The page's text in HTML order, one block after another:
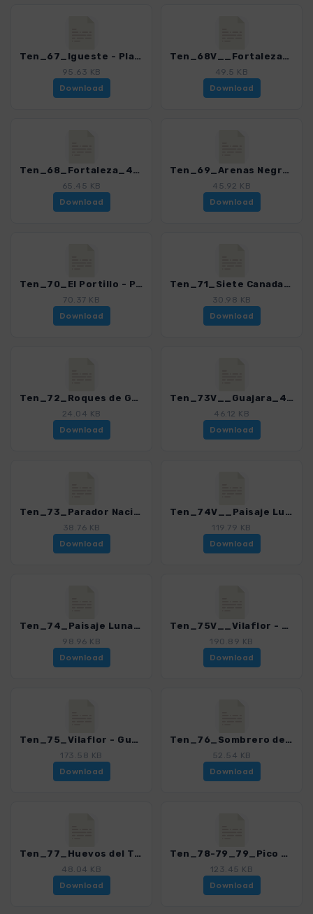
Ten_67_Igueste - Playa de Antequera_4016_15.gpx
95.63 KB
Download
Ten_68V__Fortaleza_4016_15.gpx
49.5 KB
Download
Ten_68_Fortaleza_4016_15.gpx
65.45 KB
Download
Ten_69_Arenas Negras - Guamaso_4016_15.gpx
45.92 KB
Download
Ten_70_El Portillo - Parador Nacional_4016_15.gpx
70.37 KB
Download
Ten_71_Siete Canadas_4016_15.gpx
30.98 KB
Download
Ten_72_Roques de Garcia - Ucanca_4016_15.gpx
24.04 KB
Download
Ten_73V__Guajara_4016_15.gpx
46.12 KB
Download
Ten_73_Parador Nacional - Guajara_4016_15.gpx
38.76 KB
Download
Ten_74V__Paisaje Lunar_4016_15.gpx
119.79 KB
Download
Ten_74_Paisaje Lunar_4016_15.gpx
98.96 KB
Download
Ten_75V__Vilaflor - Guajara - Paisaje Lunar_4016_15.gpx
190.89 KB
Download
Ten_75_Vilaflor - Guajara_4016_15.gpx
173.58 KB
Download
Ten_76_Sombrero de Chasna_4016_15.gpx
52.54 KB
Download
Ten_77_Huevos del Teide - Montana Blanca_4016_15.gpx
48.04 KB
Download
Ten_78-79_79_Pico del Teide - Pico Viejo_4016_15.gpx
123.45 KB
Download